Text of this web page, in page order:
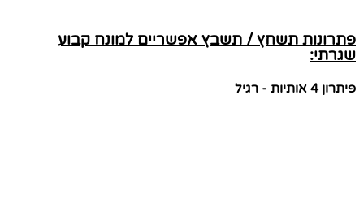
פתרונות תשחץ / תשבץ אפשריים למונח קבוע
שגרתי:
פיתרון 4 אותיות - רגיל